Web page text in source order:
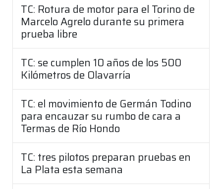
TC: Rotura de motor para el Torino de
Marcelo Agrelo durante su primera
prueba libre
TC: se cumplen 10 años de los 500
Kilómetros de Olavarría
TC: el movimiento de Germán Todino
para encauzar su rumbo de cara a
Termas de Río Hondo
TC: tres pilotos preparan pruebas en
La Plata esta semana